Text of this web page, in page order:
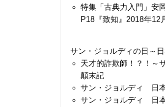
特集「古典力入門」安
P18『致知』2018年12
サン・ジョルディの日～
天才的詐欺師！？！～
顛末記
サン・ジョルディ 日
サン・ジョルディ 日